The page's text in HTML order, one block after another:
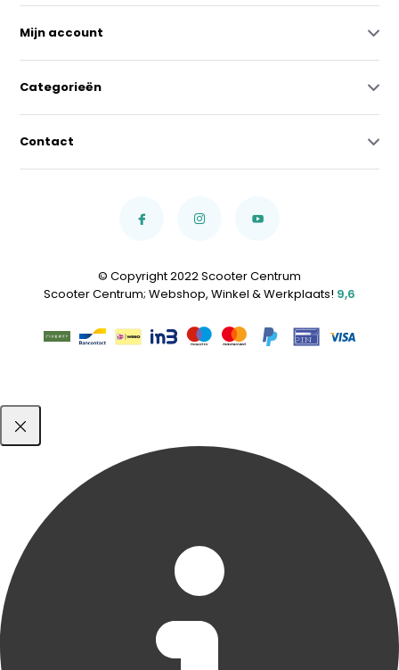
Mijn account
Categorieën
Contact
© Copyright 2022 Scooter Centrum
Scooter Centrum; Webshop, Winkel & Werkplaats! 9,6